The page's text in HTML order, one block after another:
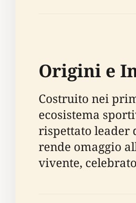
Origini e
Costruito nei
ecosistema
rispettato leader
rende omaggio
vivente,